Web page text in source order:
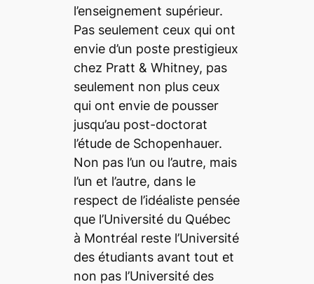
l’enseignement supérieur.
Pas seulement ceux qui ont
envie d’un poste prestigieux
chez Pratt & Whitney, pas
seulement non plus ceux
qui ont envie de pousser
jusqu’au post-doctorat
l’étude de Schopenhauer.
Non pas l’un ou l’autre, mais
l’un et l’autre, dans le
respect de l’idéaliste pensée
que l’Université du Québec
à Montréal reste l’Université
des étudiants avant tout et
non pas l’Université des